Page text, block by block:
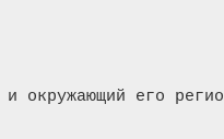
окружающий его регио